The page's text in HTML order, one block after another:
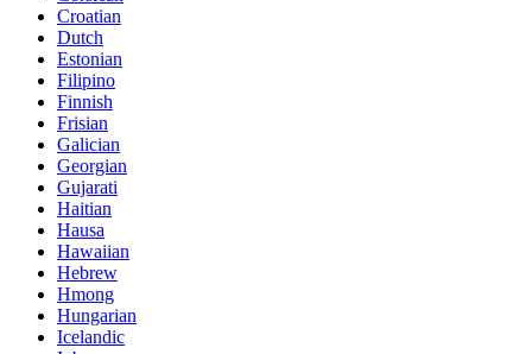
Croatian
Dutch
Estonian
Filipino
Finnish
Frisian
Galician
Georgian
Gujarati
Haitian
Hausa
Hawaiian
Hebrew
Hmong
Hungarian
Icelandic